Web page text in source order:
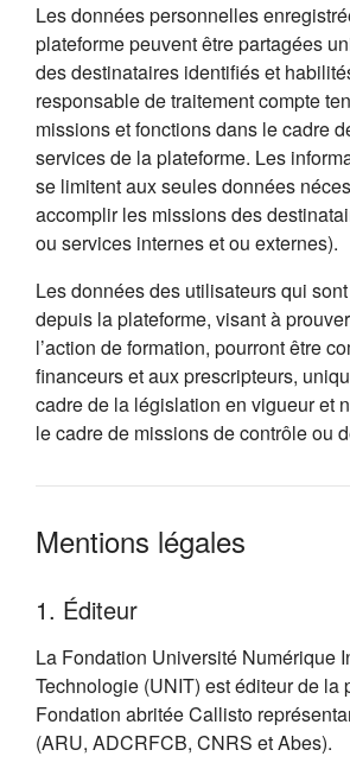
Les données personnelles
plateforme peuvent être partagées
des destinataires identifiés et
responsable de traitement compte
missions et fonctions dans le cadre
services de la plateforme. Les
se limitent aux seules données
accomplir les missions des
ou services internes et ou externes).
Les données des utilisateurs qui
depuis la plateforme, visant à
l’action de formation, pourront être
financeurs et aux prescripteurs,
cadre de la législation en vigueur et
le cadre de missions de contrôle ou
Mentions légales
1. Éditeur
La Fondation Université Numérique
Technologie (UNIT) est éditeur de la
Fondation abritée Callisto
(ARU, ADCRFCB, CNRS et Abes).